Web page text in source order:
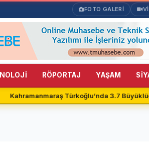
FOTO GALERİ
RÖPORTAJ YAŞAM
Kahramanmaraş Türkoğlu’nda 3.7